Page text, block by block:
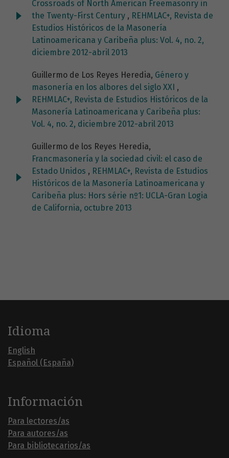
Crossroads of North American Freemasonry in
the Twenty-First Century , REHMLAC+, Revista de
Estudios Históricos de la Masonería
Latinoamericana y Caribeña plus: Vol. 4, no. 2,
diciembre 2012-abril 2013
Guillermo de Los Reyes Heredia, Género y
masonería en los albores del siglo XXI ,
REHMLAC+, Revista de Estudios Históricos de la
Masonería Latinoamericana y Caribeña plus:
Vol. 4, no. 2, diciembre 2012-abril 2013
Guillermo de los Reyes Heredia,
Francmasonería y la sociedad civil: el caso de
Estado Unidos , REHMLAC+, Revista de Estudios
Históricos de la Masonería Latinoamericana y
Caribeña plus: Hors série nº1: UCLA-Gran Logia
de California, octubre 2013
Idioma
English
Español (España)
Información
Para lectores/as
Para autores/as
Para bibliotecarios/as